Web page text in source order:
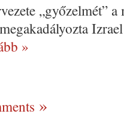
„győzelmét” a
»